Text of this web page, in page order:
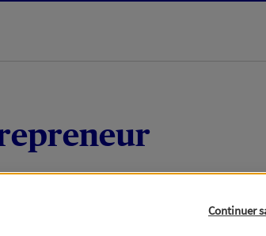
Votre
Continuer